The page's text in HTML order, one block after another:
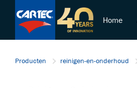
Home
Producten reinigen-en-onderhoud